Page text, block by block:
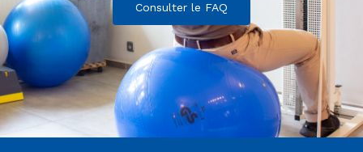
Consulter le FAQ